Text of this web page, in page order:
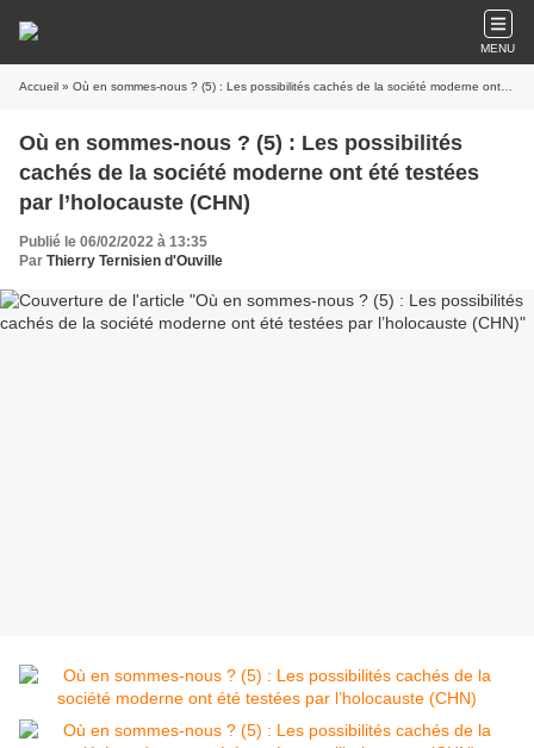
MENU
Accueil » Où en sommes-nous ? (5) : Les possibilités cachés de la société moderne ont été testées par l’holocauste (CHN)
Où en sommes-nous ? (5) : Les possibilités
cachés de la société moderne ont été testées
par l’holocauste (CHN)
Publié le 06/02/2022 à 13:35
Par Thierry Ternisien d'Ouville